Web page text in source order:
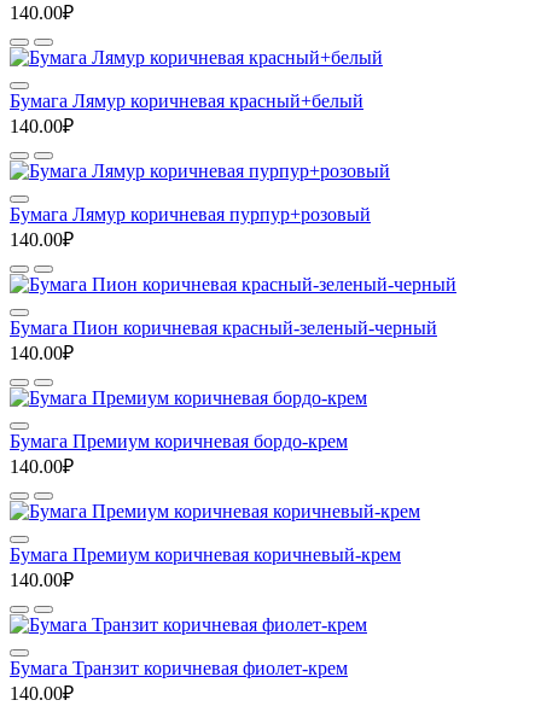
140.00₽
Бумага Лямур коричневая красный+белый
140.00₽
Бумага Лямур коричневая пурпур+розовый
140.00₽
Бумага Пион коричневая красный-зеленый-черный
140.00₽
Бумага Премиум коричневая бордо-крем
140.00₽
Бумага Премиум коричневая коричневый-крем
140.00₽
Бумага Транзит коричневая фиолет-крем
140.00₽